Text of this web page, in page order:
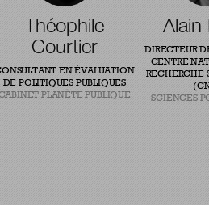
Théophile
Courtier
EN ÉVALUATION
DE POLITIQUES PUBLIQUES
PLANÈTE PUBLIQUE
Alain
DIRECTEUR
CENTRE
RECHERCHE
SCIENCES